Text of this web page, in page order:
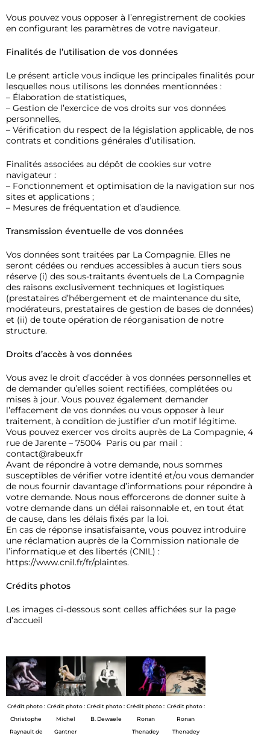
Vous pouvez vous opposer à l’enregistrement de cookies
en configurant les paramètres de votre navigateur.
Finalités de l’utilisation de vos données
Le présent article vous indique les principales finalités pour
lesquelles nous utilisons les données mentionnées :
– Élaboration de statistiques,
– Gestion de l’exercice de vos droits sur vos données
personnelles,
– Vérification du respect de la législation applicable, de nos
contrats et conditions générales d’utilisation.
Finalités associées au dépôt de cookies sur votre
navigateur :
– Fonctionnement et optimisation de la navigation sur nos
sites et applications ;
– Mesures de fréquentation et d’audience.
Transmission éventuelle de vos données
Vos données sont traitées par La Compagnie. Elles ne
seront cédées ou rendues accessibles à aucun tiers sous
réserve (i) des sous-traitants éventuels de La Compagnie
des raisons exclusivement techniques et logistiques
(prestataires d’hébergement et de maintenance du site,
modérateurs, prestataires de gestion de bases de données)
et (ii) de toute opération de réorganisation de notre
structure.
Droits d’accès à vos données
Vous avez le droit d’accéder à vos données personnelles et
de demander qu’elles soient rectifiées, complétées ou
mises à jour. Vous pouvez également demander
l’effacement de vos données ou vous opposer à leur
traitement, à condition de justifier d’un motif légitime.
Vous pouvez exercer vos droits auprès de La Compagnie, 4
rue de Jarente – 75004 Paris ou par mail :
contact@rabeux.fr
Avant de répondre à votre demande, nous sommes
susceptibles de vérifier votre identité et/ou vous demander
de nous fournir davantage d’informations pour répondre à
votre demande. Nous nous efforcerons de donner suite à
votre demande dans un délai raisonnable et, en tout état
de cause, dans les délais fixés par la loi.
En cas de réponse insatisfaisante, vous pouvez introduire
une réclamation auprès de la Commission nationale de
l’informatique et des libertés (CNIL) :
https://www.cnil.fr/fr/plaintes.
Crédits photos
Les images ci-dessous sont celles affichées sur la page
d’accueil
Crédit photo :
Christophe
Raynault de
Crédit photo :
Michel
Gantner
Crédit photo :
B. Dewaele
Crédit photo :
Ronan
Thenadey
Crédit photo :
Ronan
Thenadey